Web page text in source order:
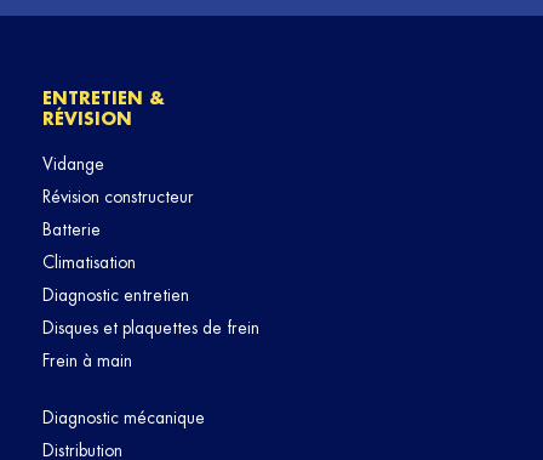
ENTRETIEN &
RÉVISION
Vidange
Révision constructeur
Batterie
Climatisation
Diagnostic entretien
Disques et plaquettes de frein
Frein à main
Diagnostic mécanique
Distribution